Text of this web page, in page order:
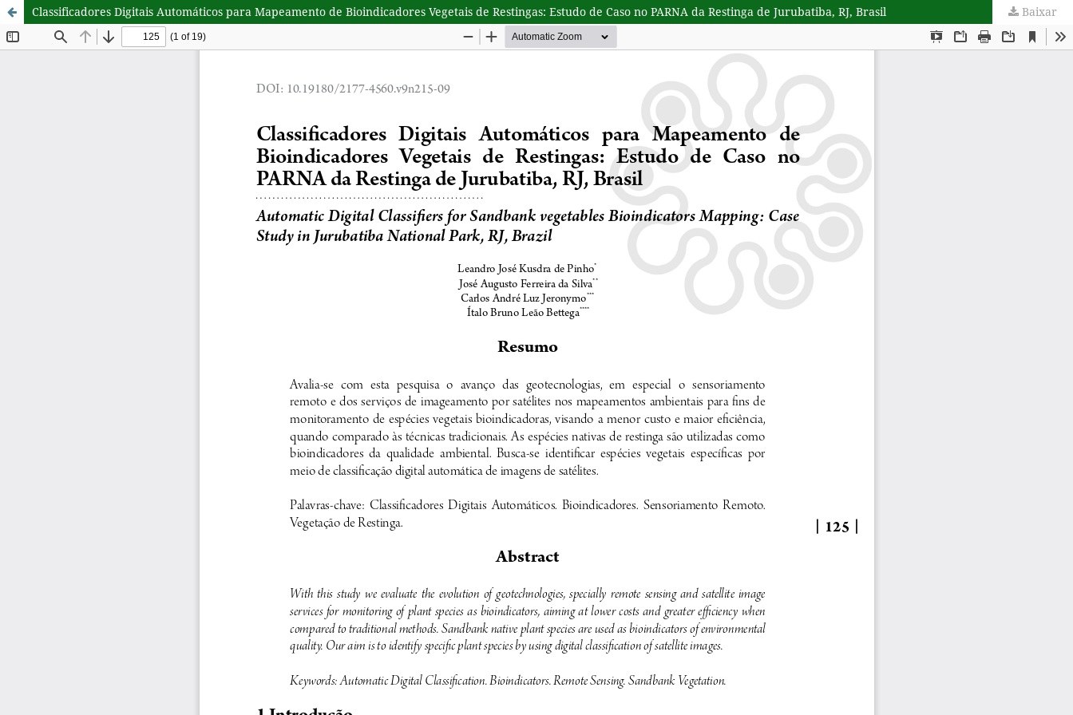
Classificadores Digitais Automáticos para Mapeamento de Bioindicadores Vegetais de Restingas: Estudo de Caso no PARNA da Restinga de Jurubatiba, RJ, Brasil Baixar